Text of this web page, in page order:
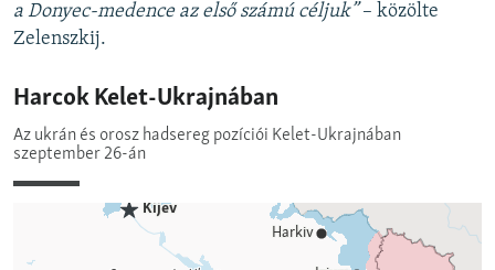
a Donyec-medence az első számú céljuk” – közölte
Zelenszkij.